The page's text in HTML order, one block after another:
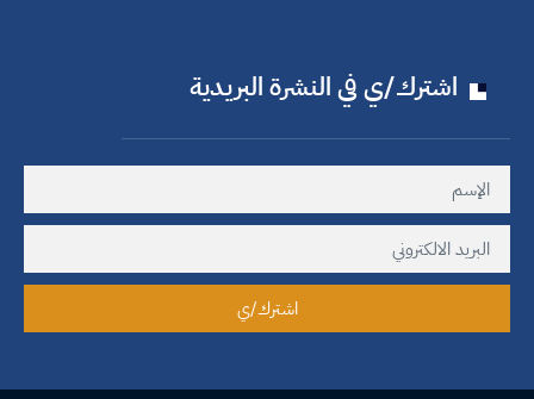
اشترك/ي في النشرة البريدية
اشترك/ي